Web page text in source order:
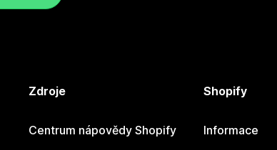
Zdroje
Centrum nápovědy Shopify
Shopify
Informace